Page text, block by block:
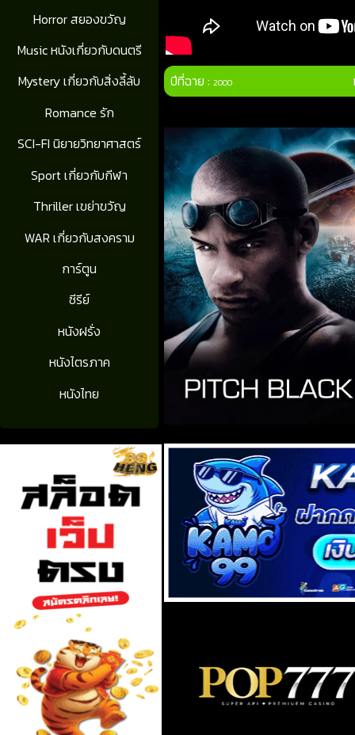
Horror สยองขวัญ
Music หนังเกี่ยวกับดนตรี
Mystery เกี่ยวกับสิ่งลี้ลับ
Romance รัก
SCI-FI นิยายวิทยาศาสตร์
Sport เกี่ยวกับกีฬา
Thriller เขย่าขวัญ
WAR เกี่ยวกับสงคราม
การ์ตูน
ซีรีย์
หนังฝรั่ง
หนังไตรภาค
หนังไทย
ปีที่ฉาย :2000